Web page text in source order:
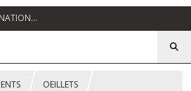
OEILLETS